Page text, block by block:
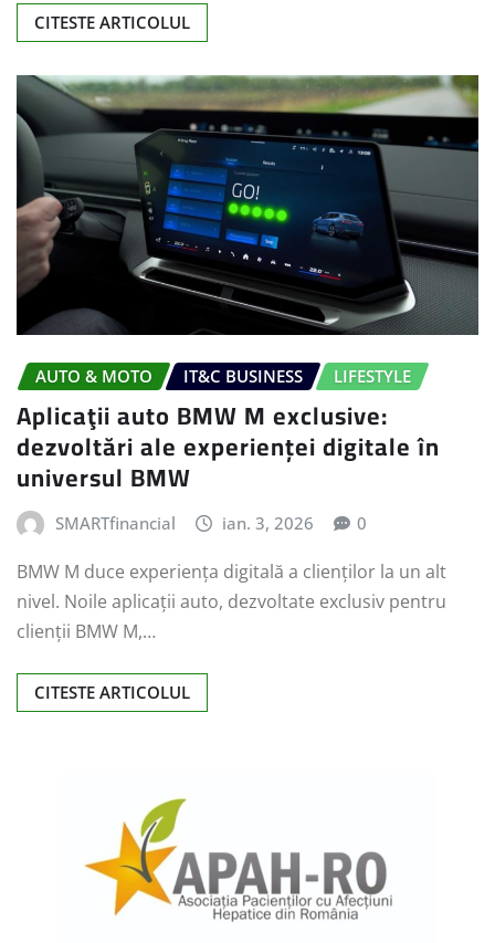
CITESTE ARTICOLUL
AUTO & MOTO IT&C BUSINESS LIFESTYLE
Aplicaţii auto BMW M exclusive:
dezvoltări ale experienței digitale în
universul BMW
SMARTfinancial ian. 3, 2026 0
BMW M duce experienţa digitală a clienţilor la un alt
nivel. Noile aplicaţii auto, dezvoltate exclusiv pentru
clienţii BMW M,…
CITESTE ARTICOLUL